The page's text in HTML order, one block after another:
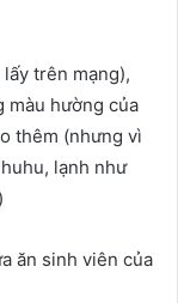
trên mạng),
màu hường của
thêm (nhưng vì
lạnh như
ăn sinh viên của